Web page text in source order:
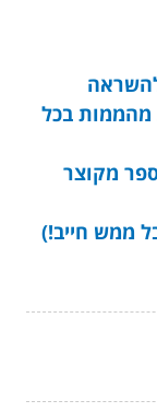
להשראה
בכל
מקוצר
ממש חייב!)